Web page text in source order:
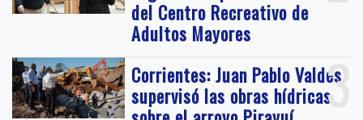
del Centro Recreativo de
Adultos Mayores
3
Corrientes: Juan Pablo Valdés
supervisó las obras hídricas